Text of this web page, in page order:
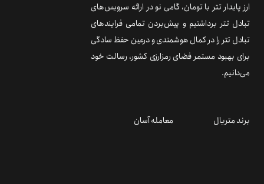
ارز پایدار تتر با تومان، گامی نو در ارائه سرویس‌های
تبادل تتر برداشتیم و پیش‌بردن تمامی فرایندهای
تبادل تتر را در کمال هوشمندی و درعین حفظ سادگی
برای بهبود مستمر فضای رمزارزی کشور، رسالت خود
می‌دانیم.
برند متریال معامله آسان